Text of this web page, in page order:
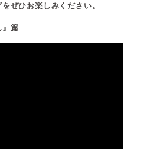
ぜひお楽しみください。
』篇